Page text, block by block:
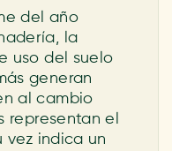
del año
la
uso del suelo
generan
al cambio
representan el
vez indica un